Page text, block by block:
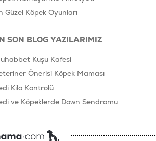
Güzel Köpek Oyunları
SON BLOG YAZILARIMIZ
Kuşu Kafesi
Önerisi Köpek Maması
Kilo Kontrolü
ve Köpeklerde Down Sendromu